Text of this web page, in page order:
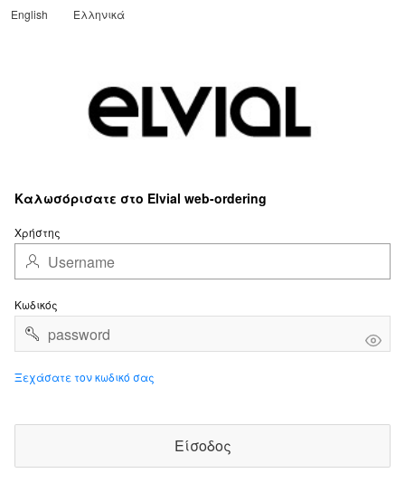
Translate
English Ελληνικά
Καλωσόρισατε στο Elvial web-ordering
Χρήστης
Κωδικός
Ξεχάσατε τον κωδικό σας
Είσοδος